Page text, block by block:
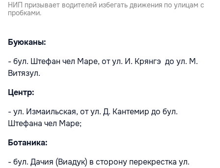
НИП призывает водителей избегать движения по улицам с
пробками.
Буюканы:
- бул. Штефан чел Маре, от ул. И. Крянгэ до ул. М.
Витязул.
Центр:
- ул. Измаильская, от ул. Д. Кантемир до бул.
Штефана чел Маре;
Ботаника:
- бул. Дачия (Виадук) в сторону перекрестка ул.